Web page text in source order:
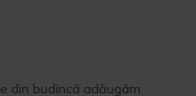
din budincă adăugăm